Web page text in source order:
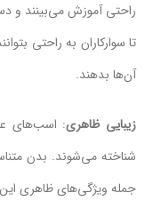
راحتی آموزش می‌بینند و
تا سوارکاران به راحتی
آن‌ها بدهند.
زیبایی ظاهری: اسب‌های
شناخته می‌شوند. بدن
جمله ویژگی‌های ظاهری